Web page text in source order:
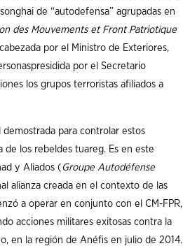
de “autodefensa” agrupadas en
des Mouvements et Front Patriotique
por el Ministro de Exteriores,
por el Secretario
los grupos terroristas afiliados a
para controlar estos
los rebeldes tuareg. Es en este
y Aliados (Groupe Autodéfense
alianza creada en el contexto de las
a operar en conjunto con el CM-FPR,
acciones militares exitosas contra la
en la región de Anéfis en julio de 2014.